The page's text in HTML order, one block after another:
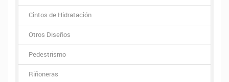
Cintos de Hidratación
Otros Diseños
Pedestrismo
Riñoneras